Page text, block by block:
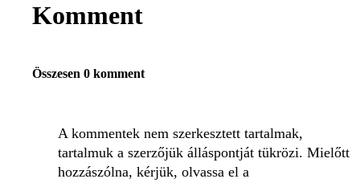
Komment
Összesen 0 komment
A kommentek nem szerkesztett tartalmak,
tartalmuk a szerzőjük álláspontját tükrözi. Mielőtt
hozzászólna, kérjük, olvassa el a